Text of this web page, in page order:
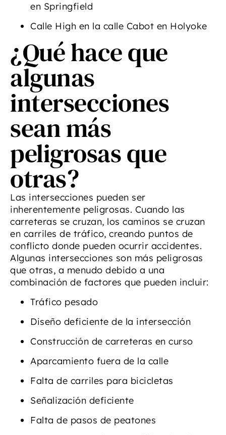
en Springfield
Calle High en la calle Cabot en Holyoke
¿Qué hace que
algunas
intersecciones
sean más
peligrosas que
otras?
Las intersecciones pueden ser
inherentemente peligrosas. Cuando las
carreteras se cruzan, los caminos se cruzan
en carriles de tráfico, creando puntos de
conflicto donde pueden ocurrir accidentes.
Algunas intersecciones son más peligrosas
que otras, a menudo debido a una
combinación de factores que pueden incluir:
Tráfico pesado
Diseño deficiente de la intersección
Construcción de carreteras en curso
Aparcamiento fuera de la calle
Falta de carriles para bicicletas
Señalización deficiente
Falta de pasos de peatones